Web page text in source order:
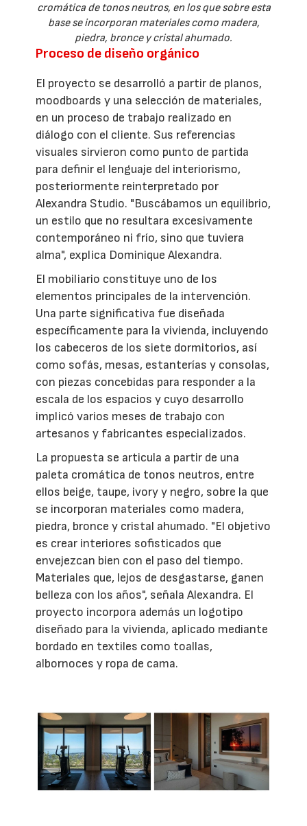
cromática de tonos neutros, en los que sobre esta
base se incorporan materiales como madera,
piedra, bronce y cristal ahumado.
Proceso de diseño orgánico
El proyecto se desarrolló a partir de planos,
moodboards y una selección de materiales,
en un proceso de trabajo realizado en
diálogo con el cliente. Sus referencias
visuales sirvieron como punto de partida
para definir el lenguaje del interiorismo,
posteriormente reinterpretado por
Alexandra Studio. "Buscábamos un equilibrio,
un estilo que no resultara excesivamente
contemporáneo ni frío, sino que tuviera
alma", explica Dominique Alexandra.
El mobiliario constituye uno de los
elementos principales de la intervención.
Una parte significativa fue diseñada
específicamente para la vivienda, incluyendo
los cabeceros de los siete dormitorios, así
como sofás, mesas, estanterías y consolas,
con piezas concebidas para responder a la
escala de los espacios y cuyo desarrollo
implicó varios meses de trabajo con
artesanos y fabricantes especializados.
La propuesta se articula a partir de una
paleta cromática de tonos neutros, entre
ellos beige, taupe, ivory y negro, sobre la que
se incorporan materiales como madera,
piedra, bronce y cristal ahumado. "El objetivo
es crear interiores sofisticados que
envejezcan bien con el paso del tiempo.
Materiales que, lejos de desgastarse, ganen
belleza con los años", señala Alexandra. El
proyecto incorpora además un logotipo
diseñado para la vivienda, aplicado mediante
bordado en textiles como toallas,
albornoces y ropa de cama.